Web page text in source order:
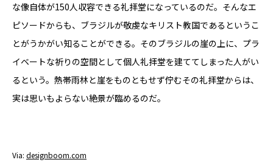
な像自体が150人収容できる礼拝堂になっているのだ。そんなエ
ピソードからも、ブラジルが敬虔なキリスト教国であるというこ
とがうかがい知ることができる。そのブラジルの崖の上に、プラ
イベートな祈りの空間として個人礼拝堂を建ててしまった人がい
るという。熱帯雨林と崖をものともせず佇むその礼拝堂からは、
実は思いもよらない絶景が臨めるのだ。
Via: designboom.com